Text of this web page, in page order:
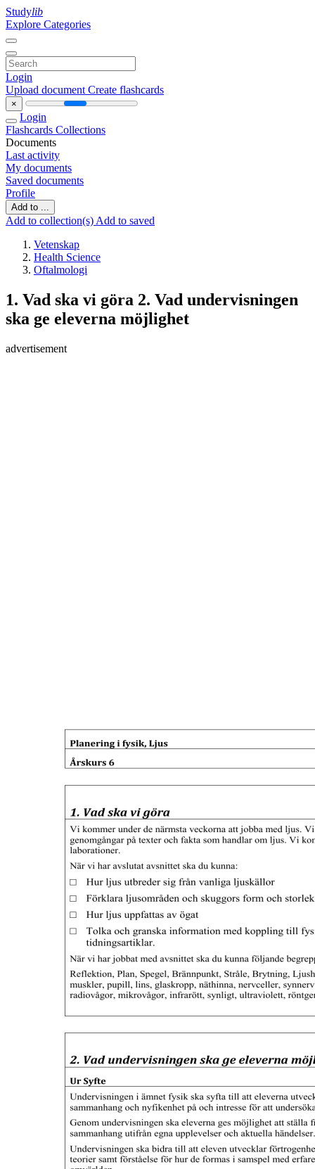
Studylib
Explore Categories
Login
Upload document Create flashcards
×
Login
Flashcards Collections
Documents
Last activity
My documents
Saved documents
Profile
Add to ...
Add to collection(s) Add to saved
Vetenskap
Health Science
Oftalmologi
1. Vad ska vi göra 2. Vad undervisningen
ska ge eleverna möjlighet
advertisement